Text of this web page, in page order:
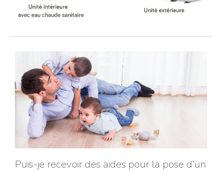
Puis-je recevoir des aides pour la pose d’un